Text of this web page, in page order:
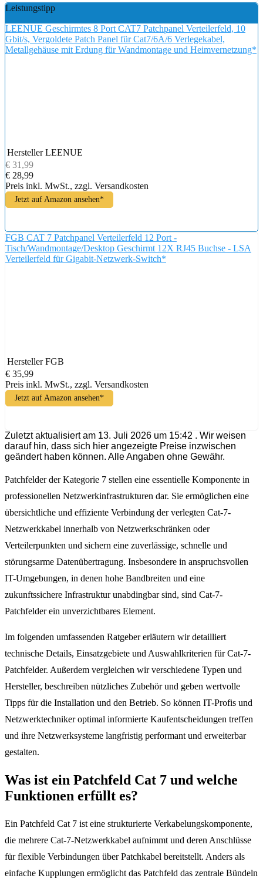
Leistungstipp
LEENUE Geschirmtes 8 Port CAT7 Patchpanel Verteilerfeld, 10
Gbit/s, Vergoldete Patch Panel für Cat7/6A/6 Verlegekabel,
Metallgehäuse mit Erdung für Wandmontage und Heimvernetzung*
Hersteller LEENUE
€ 31,99
€ 28,99
Preis inkl. MwSt., zzgl. Versandkosten
Jetzt auf Amazon ansehen*
FGB CAT 7 Patchpanel Verteilerfeld 12 Port -
Tisch/Wandmontage/Desktop Geschirmt 12X RJ45 Buchse - LSA
Verteilerfeld für Gigabit-Netzwerk-Switch*
Hersteller FGB
€ 35,99
Preis inkl. MwSt., zzgl. Versandkosten
Jetzt auf Amazon ansehen*
Zuletzt aktualisiert am 13. Juli 2026 um 15:42 . Wir weisen
darauf hin, dass sich hier angezeigte Preise inzwischen
geändert haben können. Alle Angaben ohne Gewähr.
Patchfelder der Kategorie 7 stellen eine essentielle Komponente in
professionellen Netzwerkinfrastrukturen dar. Sie ermöglichen eine
übersichtliche und effiziente Verbindung der verlegten Cat-7-
Netzwerkkabel innerhalb von Netzwerkschränken oder
Verteilerpunkten und sichern eine zuverlässige, schnelle und
störungsarme Datenübertragung. Insbesondere in anspruchsvollen
IT-Umgebungen, in denen hohe Bandbreiten und eine
zukunftssichere Infrastruktur unabdingbar sind, sind Cat-7-
Patchfelder ein unverzichtbares Element.
Im folgenden umfassenden Ratgeber erläutern wir detailliert
technische Details, Einsatzgebiete und Auswahlkriterien für Cat-7-
Patchfelder. Außerdem vergleichen wir verschiedene Typen und
Hersteller, beschreiben nützliches Zubehör und geben wertvolle
Tipps für die Installation und den Betrieb. So können IT-Profis und
Netzwerktechniker optimal informierte Kaufentscheidungen treffen
und ihre Netzwerksysteme langfristig performant und erweiterbar
gestalten.
Was ist ein Patchfeld Cat 7 und welche
Funktionen erfüllt es?
Ein Patchfeld Cat 7 ist eine strukturierte Verkabelungskomponente,
die mehrere Cat-7-Netzwerkkabel aufnimmt und deren Anschlüsse
für flexible Verbindungen über Patchkabel bereitstellt. Anders als
einfache Kupplungen ermöglicht das Patchfeld das zentrale Bündeln